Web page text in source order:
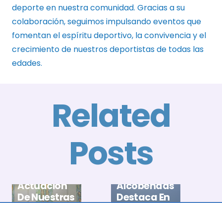
deporte en nuestra comunidad. Gracias a su
colaboración, seguimos impulsando eventos que
fomentan el espíritu deportivo, la convivencia y el
crecimiento de nuestros deportistas de todas las
edades.
Related
Posts
Actuación
De Nuestras
El Club
Alcobendas
Destaca En